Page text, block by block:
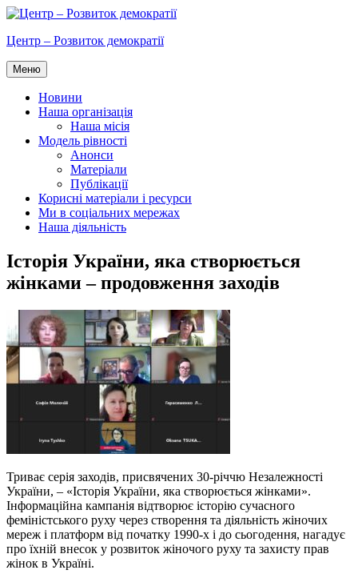
Перейти
вмісту
Центр – Розвиток демократії
Меню
Новини
Наша організація
Наша місія
Модель рівності
Анонси
Матеріали
Публікації
Корисні матеріали і ресурси
Ми в соціальних мережах
Наша діяльність
Історія України, яка створюється
жінками – продовження заходів
Триває серія заходів, присвячених 30-річчю Незалежності
України, – «Історія України, яка створюється жінками».
Інформаційна кампанія відтворює історію сучасного
феміністського руху через створення та діяльність жіночих
мереж і платформ від початку 1990-х і до сьогодення, нагадує
про їхній внесок у розвиток жіночого руху та захисту прав
жінок в Україні.